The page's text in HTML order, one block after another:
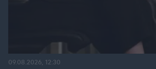
09.08.2026, 12:30